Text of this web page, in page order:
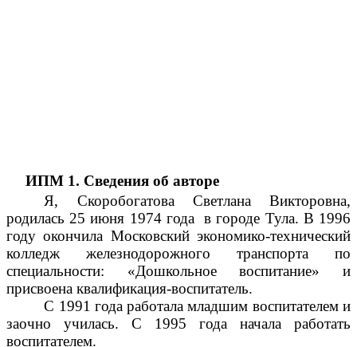
ИПМ 1. Сведения об авторе
Я, Скоробогатова Светлана Викторовна,
родилась 25 июня 1974 года в городе Тула. В 1996
году окончила Московский экономико-технический
колледж железнодорожного транспорта по
специальности: «Дошкольное воспитание» и
присвоена квалификация-воспитатель.
С 1991 года работала младшим воспитателем и
заочно училась. С 1995 года начала работать
воспитателем.